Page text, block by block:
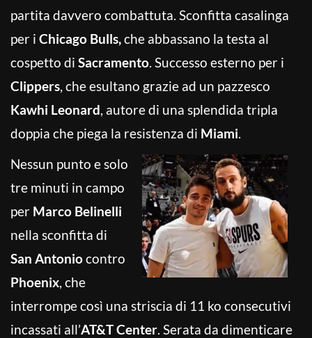
partita davvero combattuta. Sconfitta casalinga
per i Chicago Bulls,che abbassano la testa al
cospetto di Sacramento. Successo esterno per i
Clippers, che esultano grazie ad un pazzesco
Kawhi Leonard, autore di una splendida tripla
doppia che piega la resistenza di Miami.
Nessun punto e solo
tre minuti in campo
per Marco Belinelli
nella sconfitta di
San Antoniocontro
Phoenix, che
interrompe così una striscia di 11 ko consecutivi
incassati all’AT&T Center. Serata da dimenticare